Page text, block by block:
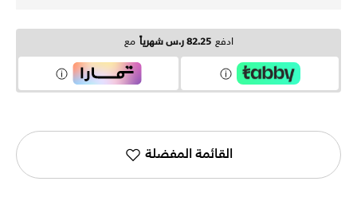
ادفع 82.25 ر.س شهرياً مع
القائمة المفضلة